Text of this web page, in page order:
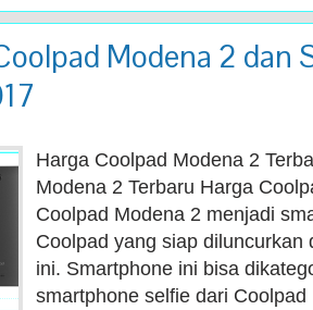
Modena 2 dan
Harga Coolpad Modena 2
Modena 2 Terbaru Harga
Coolpad Modena 2 menjadi
Coolpad yang siap diluncurkan
ini. Smartphone ini bisa
smartphone selfie dari